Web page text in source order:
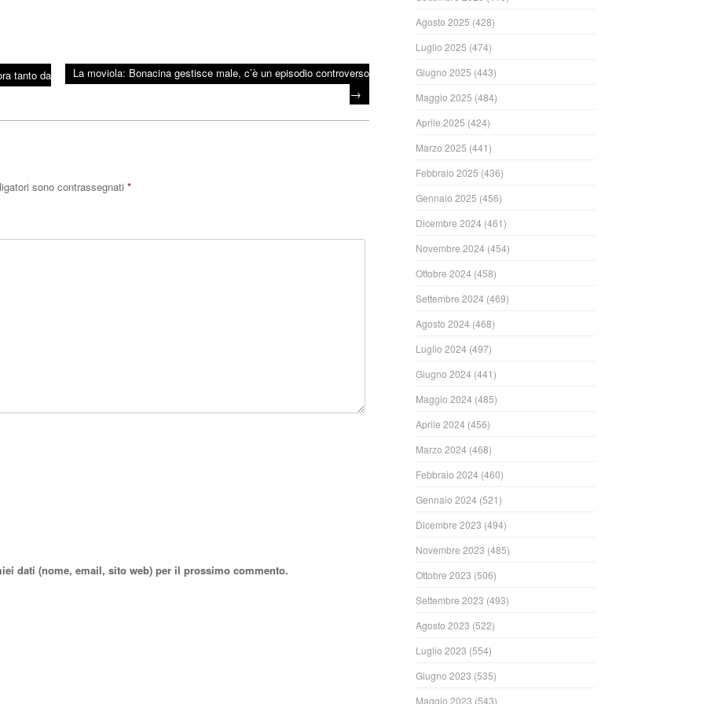
tanto da
La moviola: Bonacina gestisce male, c’è un episodio controverso
→
sono contrassegnati *
dati (nome, email, sito web) per il prossimo commento.
Agosto 2025 (428)
Luglio 2025 (474)
Giugno 2025 (443)
Maggio 2025 (484)
Aprile 2025 (424)
Marzo 2025 (441)
Febbraio 2025 (436)
Gennaio 2025 (456)
Dicembre 2024 (461)
Novembre 2024 (454)
Ottobre 2024 (458)
Settembre 2024 (469)
Agosto 2024 (468)
Luglio 2024 (497)
Giugno 2024 (441)
Maggio 2024 (485)
Aprile 2024 (456)
Marzo 2024 (468)
Febbraio 2024 (460)
Gennaio 2024 (521)
Dicembre 2023 (494)
Novembre 2023 (485)
Ottobre 2023 (506)
Settembre 2023 (493)
Agosto 2023 (522)
Luglio 2023 (554)
Giugno 2023 (535)
Maggio 2023 (543)